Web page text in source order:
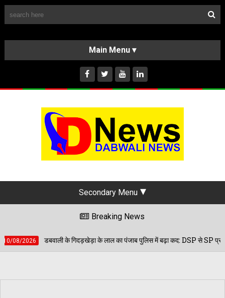
HOME
ABOUT US
INSTAGRAM
Secondary Menu
Breaking News
के लाल का पंजाब पुलिस में बढ़ा कद: DSP से SP प्रमोट हुए बूटा सिंह गिल, पटियाला में